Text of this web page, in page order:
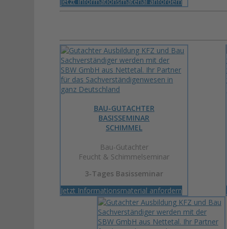
BAU-GUTACHTER
BASISSEMINAR
SCHIMMEL
Bau-Gutachter
Feucht & Schimmelseminar
3-Tages Basisseminar
Jetzt Informationsmaterial anfordern